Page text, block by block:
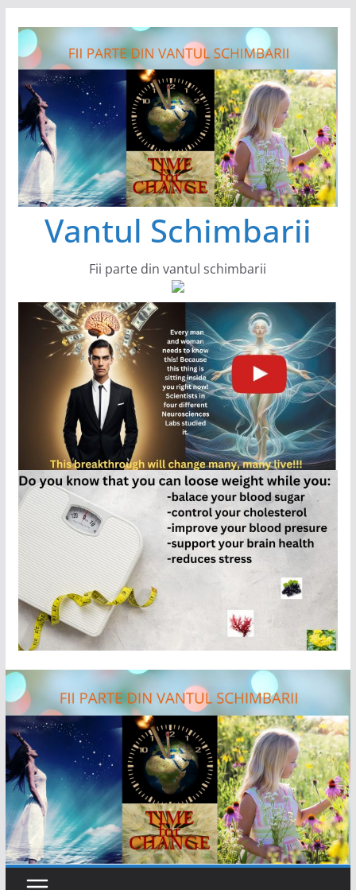
conținut
Vantul Schimbarii
Fii parte din vantul schimbarii